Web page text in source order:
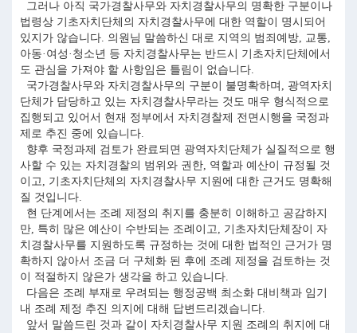
그러나 아직 국가경찰사무와 자치경찰사무의 명확한 구분이나
법령상 기초자치단체의 자치경찰사무에 대한 역할이 명시되어
있지가 않습니다. 의원님 말씀하신 대로 지역의 범죄예방, 교통,
아동·여성·청소년 등 자치경찰사무는 반드시 기초자치단체에서
도 관심을 가져야 할 사항임은 틀림이 없습니다.
국가경찰사무와 자치경찰사무의 구분이 불명확하며, 광역자치
단체가 담당하고 있는 자치경찰사무라는 것도 매우 형식적으로
집행되고 있어서 현재 정부에서 자치경찰제 전면시행을 국정과
제로 추진 중에 있습니다.
향후 국정과제 검토가 완료되면 광역자치단체가 실질적으로 행
사할 수 있는 자치경찰의 범위와 권한, 역할과 예산이 규정될 것
이고, 기초자치단체의 자치경찰사무 지원에 대한 근거도 명확해
질 것입니다.
현 단계에서는 조례 제정의 취지를 충분히 이해하고 공감하지
만, 특히 많은 예산이 수반되는 조례이고, 기초자치단체장이 자
치경찰사무를 지원하도록 규정하는 것에 대한 법적인 근거가 명
확하지 않아서 조금 더 구체화 된 후에 조례 제정을 검토하는 것
이 적절하지 않은가 생각을 하고 있습니다.
다음은 조례 부재로 우려되는 행정공백 최소화 대비책과 임기
내 조례 제정 추진 의지에 대해 답변드리겠습니다.
앞서 말씀드린 것과 같이 자치경찰사무 지원 조례의 취지에 대